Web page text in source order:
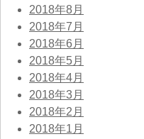
2018年8月
2018年7月
2018年6月
2018年5月
2018年4月
2018年3月
2018年2月
2018年1月